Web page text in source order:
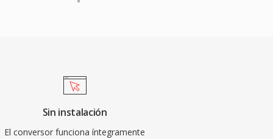
Sin instalación
El conversor funciona íntegramente